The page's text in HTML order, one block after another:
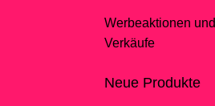
Werbeaktionen und
Verkäufe
Neue Produkte